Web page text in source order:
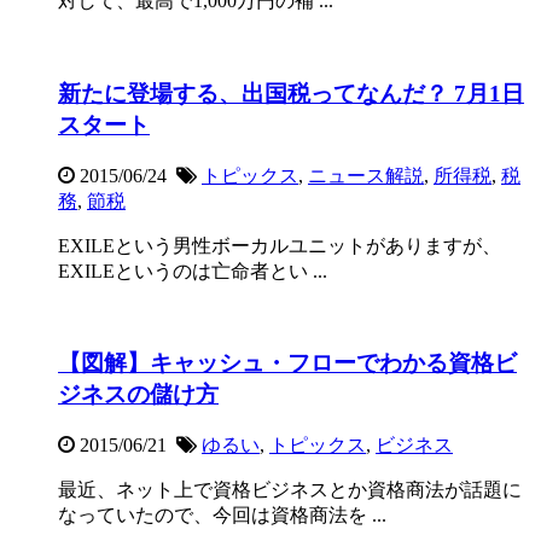
新たに登場する、出国税ってなんだ？ 7月1日
スタート
2015/06/24 トピックス, ニュース解説, 所得税, 税
務, 節税
EXILEという男性ボーカルユニットがありますが、
EXILEというのは亡命者とい ...
【図解】キャッシュ・フローでわかる資格ビ
ジネスの儲け方
2015/06/21 ゆるい, トピックス, ビジネス
最近、ネット上で資格ビジネスとか資格商法が話題に
なっていたので、今回は資格商法を ...